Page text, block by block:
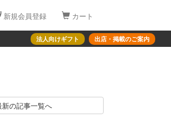
新規会員登録 カート
法人向けギフト 出店・掲載のご案内
新の記事一覧へ